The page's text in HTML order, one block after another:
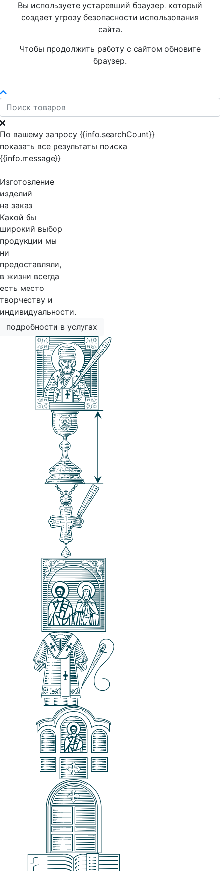
Вы используете устаревший браузер, который
создает угрозу безопасности использования
сайта.
Чтобы продолжить работу с сайтом обновите
браузер.
По вашему запросу {{info.searchCount}}
показать все результаты поиска
{{info.message}}
Изготовление
изделий
на заказ
Какой бы
широкий выбор
продукции мы
ни
предоставляли,
в жизни всегда
есть место
творчеству и
индивидуальности.
подробности в услугах